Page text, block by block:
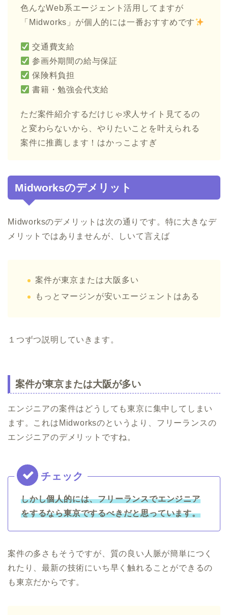
色んなWeb系エージェント活用してますが
「Midworks」が個人的には一番おすすめです
交通費支給
参画外期間の給与保証
保険料負担
書籍・勉強会代支給
ただ案件紹介するだけじゃ求人サイト見てるの
と変わらないから、やりたいことを叶えられる
案件に推薦します！はかっこよすぎ
Midworksのデメリット
Midworksのデメリットは次の通りです。特に大きなデ
メリットではありませんが、しいて言えば
案件が東京または大阪多い
もっとマージンが安いエージェントはある
１つずつ説明していきます。
案件が東京または大阪が多い
エンジニアの案件はどうしても東京に集中してしまい
ます。これはMidworksのというより、フリーランスの
エンジニアのデメリットですね。
しかし個人的には、フリーランスでエンジニア
をするなら東京でするべきだと思っています。
案件の多さもそうですが、質の良い人脈が簡単につく
れたり、最新の技術にいち早く触れることができるの
も東京だからです。